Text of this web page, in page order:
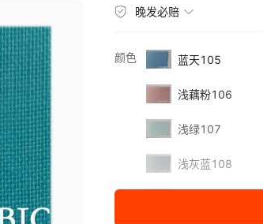
晚发必赔
颜色 蓝天105
浅藕粉106
浅绿107
浅灰蓝108